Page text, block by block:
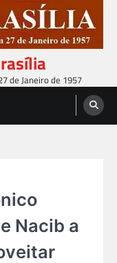
de Janeiro de 1957
Nacib a